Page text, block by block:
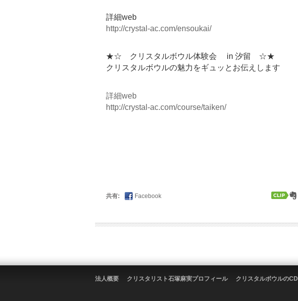
詳細web
http://crystal-ac.com/ensoukai/
★☆ クリスタルボウル体験会 in 汐留 ☆★
クリスタルボウルの魅力をギュッとお伝えします
詳細web
http://crystal-ac.com/course/taiken/
共有: Facebook
法人概要 クリスタリスト石塚麻実プロフィール クリスタルボウルのCD